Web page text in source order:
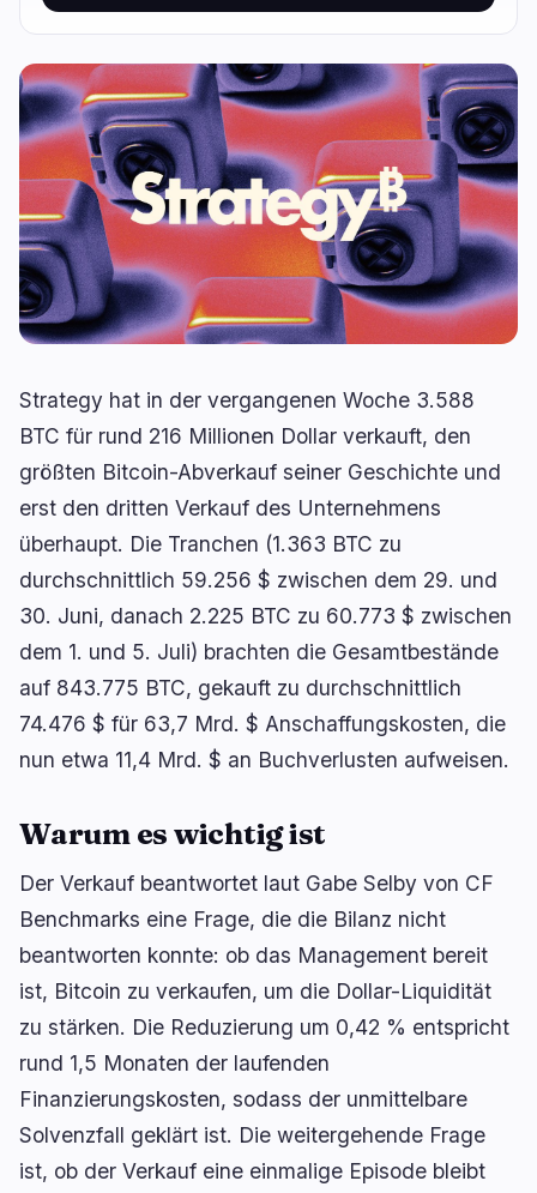
DeFi 3
DEXs 0
Kreditvergabe 0
Erträge 0
Derivate
RWA
Technologie 7
Protokolle 1
Upgrades 0
Skalierung 1
KI
Mining 4
Geschäft 13 Ökosysteme
🔥 Aktuell im Trend letzte 3h
Wintermute erhält SEC-Broker-Dealer-Status für
BEARISH vor 6 Minuten
Bitcoin stalls at $64.3K as oil keeps Fed hawkish!
BULLISH vor 3 Stunden
Tether steckt 200 Mio. Dollar in Brain-Computer-
Interfaces
↑ ↓ navigieren ↵ öffnen esc
schließen
Strategy hat in der vergangenen Woche 3.588
BTC für rund 216 Millionen Dollar verkauft, den
größten Bitcoin-Abverkauf seiner Geschichte und
erst den dritten Verkauf des Unternehmens
überhaupt. Die Tranchen (1.363 BTC zu
durchschnittlich 59.256 $ zwischen dem 29. und
30. Juni, danach 2.225 BTC zu 60.773 $ zwischen
dem 1. und 5. Juli) brachten die Gesamtbestände
auf 843.775 BTC, gekauft zu durchschnittlich
74.476 $ für 63,7 Mrd. $ Anschaffungskosten, die
nun etwa 11,4 Mrd. $ an Buchverlusten aufweisen.
Warum es wichtig ist
Der Verkauf beantwortet laut Gabe Selby von CF
Benchmarks eine Frage, die die Bilanz nicht
beantworten konnte: ob das Management bereit
ist, Bitcoin zu verkaufen, um die Dollar-Liquidität
zu stärken. Die Reduzierung um 0,42 % entspricht
rund 1,5 Monaten der laufenden
Finanzierungskosten, sodass der unmittelbare
Solvenzfall geklärt ist. Die weitergehende Frage
ist, ob der Verkauf eine einmalige Episode bleibt